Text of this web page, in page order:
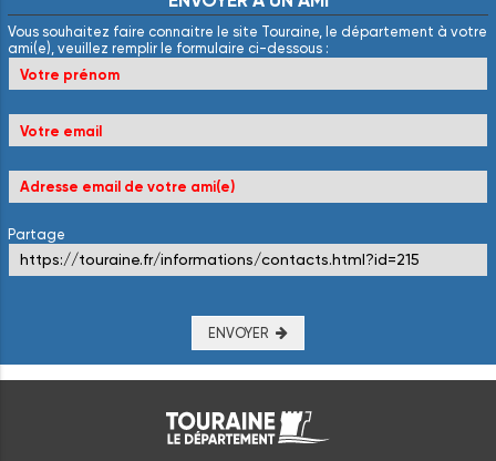
Vous souhaitez faire connaitre le site Touraine, le département à votre
ami(e), veuillez remplir le formulaire ci-dessous :
Partage
ENVOYER